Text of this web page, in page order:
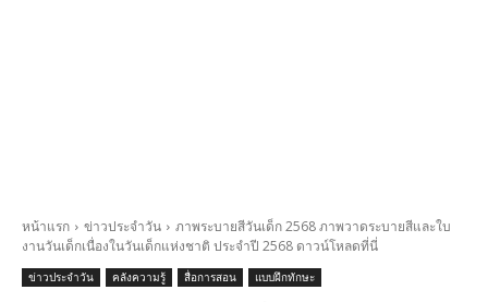
หน้าแรก ข่าวประจำวัน
ภาพระบายสีวันเด็ก 2568 ภาพวาดระบายสีและใบ
งานวันเด็กเนื่องในวันเด็กแห่งชาติ ประจำปี 2568 ดาวน์โหลดที่นี่
ข่าวประจำวัน คลังความรู้ สื่อการสอน แบบฝึกทักษะ